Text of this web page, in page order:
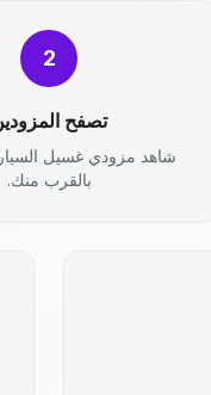
2
تصفح
شاهد مزودي غسيل
بالقرب منك.